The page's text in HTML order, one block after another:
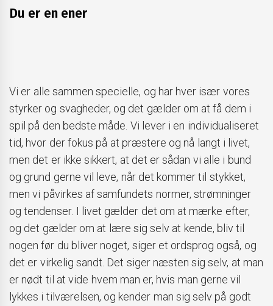
Du er en ener
Vi er alle sammen specielle, og har hver især vores
styrker og svagheder, og det gælder om at få dem i
spil på den bedste måde. Vi lever i en individualiseret
tid, hvor der fokus på at præstere og nå langt i livet,
men det er ikke sikkert, at det er sådan vi alle i bund
og grund gerne vil leve, når det kommer til stykket,
men vi påvirkes af samfundets normer, strømninger
og tendenser. I livet gælder det om at mærke efter,
og det gælder om at lære sig selv at kende, bliv til
nogen før du bliver noget, siger et ordsprog også, og
det er virkelig sandt. Det siger næsten sig selv, at man
er nødt til at vide hvem man er, hvis man gerne vil
lykkes i tilværelsen, og kender man sig selv på godt